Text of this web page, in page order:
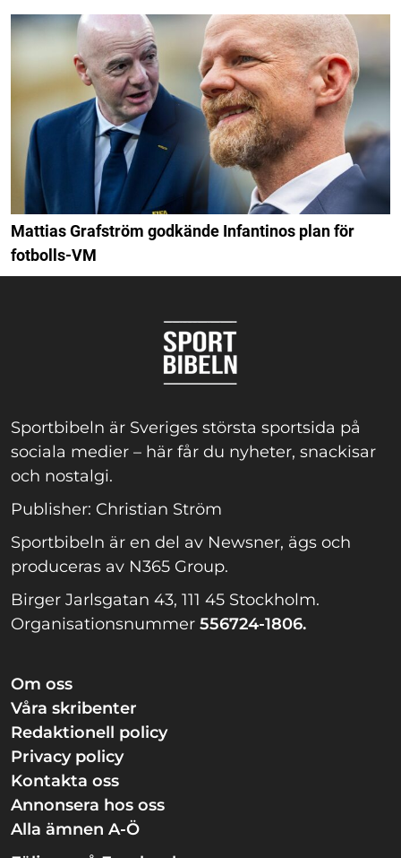
Mattias Grafström godkände Infantinos plan för
fotbolls-VM
Sportbibeln är Sveriges största sportsida på
sociala medier – här får du nyheter, snackisar
och nostalgi.
Publisher: Christian Ström
Sportbibeln är en del av Newsner, ägs och
produceras av N365 Group.
Birger Jarlsgatan 43, 111 45 Stockholm.
Organisationsnummer 556724-1806.
Om oss
Våra skribenter
Redaktionell policy
Privacy policy
Kontakta oss
Annonsera hos oss
Alla ämnen A-Ö